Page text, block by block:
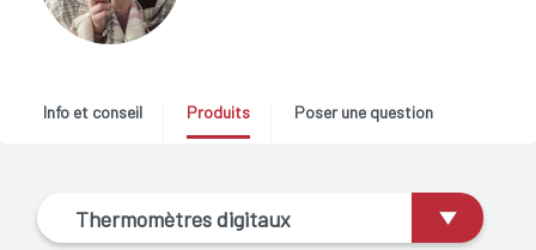
Info et conseil Produits Poser une question
Thermomètres digitaux